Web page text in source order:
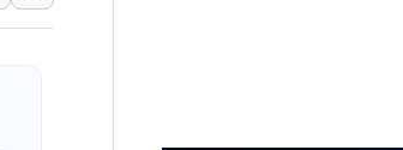
감긴 어선 구조